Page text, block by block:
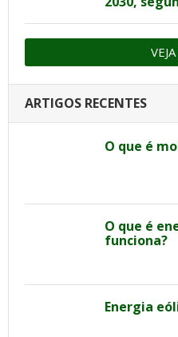
ARTIGOS RECENTES
O que é
O que é
funciona?
Energia